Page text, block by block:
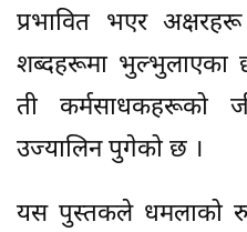
प्रभावित भएर
शब्दहरूमा
ती कर्मसाधकहरूको
उज्यालिन पुगेको छ ।
यस पुस्तकले धमलाको